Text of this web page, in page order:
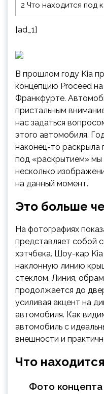
2 Что находится под
[ad_1]
В прошлом году Kia
концепцию Proceed
Франкфурте.
пристальным
нас задаться
этого автомобиля.
наконец-то раскрыла
под «раскрытием» мы
несколько
на данный момент.
Это больше
На фотографиях
представляет собой
хэтчбека. Шоу-кар
наклонную линию
стеклом. Линия,
продолжается до
усиливая акцент на
автомобиля. Как
автомобиль с
внешности и
Что
Фото